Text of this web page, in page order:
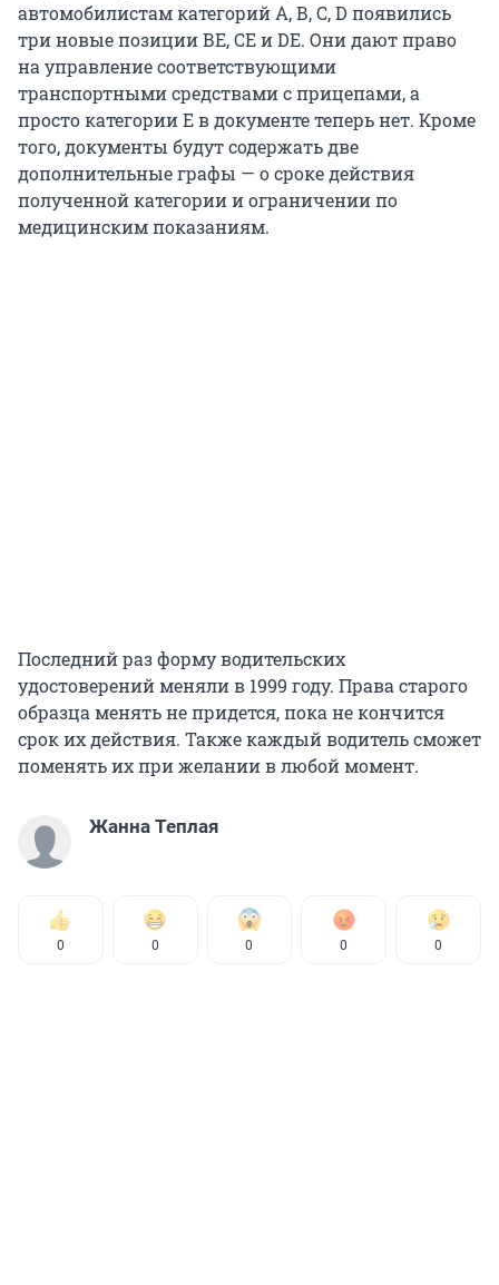
автомобилистам категорий А, В, С, D появились
три новые позиции ВЕ, СЕ и DE. Они дают право
на управление соответствующими
транспортными средствами с прицепами, а
просто категории Е в документе теперь нет. Кроме
того, документы будут содержать две
дополнительные графы — о сроке действия
полученной категории и ограничении по
медицинским показаниям.
Последний раз форму водительских
удостоверений меняли в 1999 году. Права старого
образца менять не придется, пока не кончится
срок их действия. Также каждый водитель сможет
поменять их при желании в любой момент.
Жанна Теплая
0 0 0 0 0